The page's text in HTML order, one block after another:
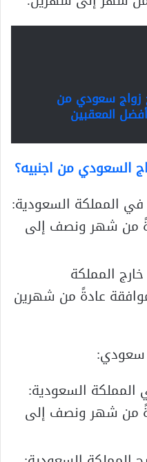
زواج سعودي من
المعقبين
السعودي من اجنبيه؟
في المملكة السعودية:
من شهر ونصف إلى
المملكة
عادةً من شهرين
سعودي:
المملكة السعودية:
من شهر ونصف إلى